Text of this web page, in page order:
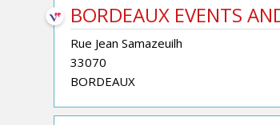
BORDEAUX EVENTS
Rue Jean Samazeuilh
33070
BORDEAUX